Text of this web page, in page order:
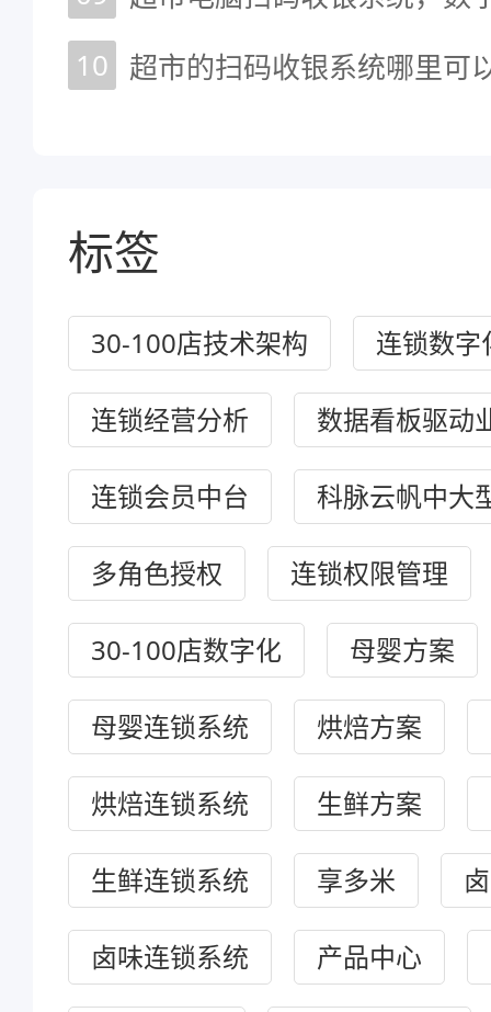
10 超市的扫码收银系统哪里可
标签
30-100店技术架构 连锁数字
连锁经营分析 数据看板驱动
连锁会员中台 科脉云帆中大
多角色授权 连锁权限管理
30-100店数字化 母婴方案
母婴连锁系统 烘焙方案
烘焙连锁系统 生鲜方案
生鲜连锁系统 享多米
卤味连锁系统 产品中心